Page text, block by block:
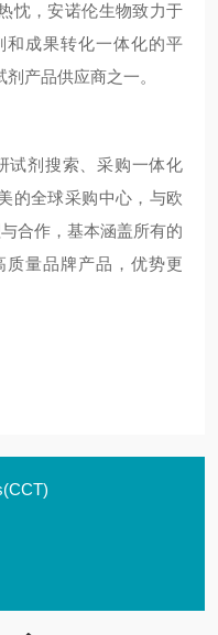
忱，安诺伦生物致力于
和成果转化一体化的平
产品供应商之一。
剂搜索、采购一体化
的全球采购中心，与欧
合作，基本涵盖所有的
量品牌产品，优势更